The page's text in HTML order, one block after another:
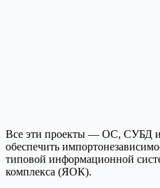
Все эти проекты — ОС, СУБД
обеспечить
типовой информационной
комплекса (ЯОК).